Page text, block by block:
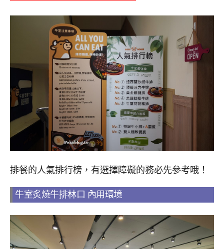
排餐的人氣排行榜，有選擇障礙的務必先參考哦！
牛室炙燒牛排林口 內用環境